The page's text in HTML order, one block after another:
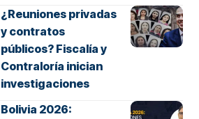
¿Reuniones privadas
y contratos
públicos? Fiscalía y
Contraloría inician
investigaciones
Bolivia 2026: